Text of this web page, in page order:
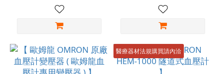
醫療器材法規購買請內洽